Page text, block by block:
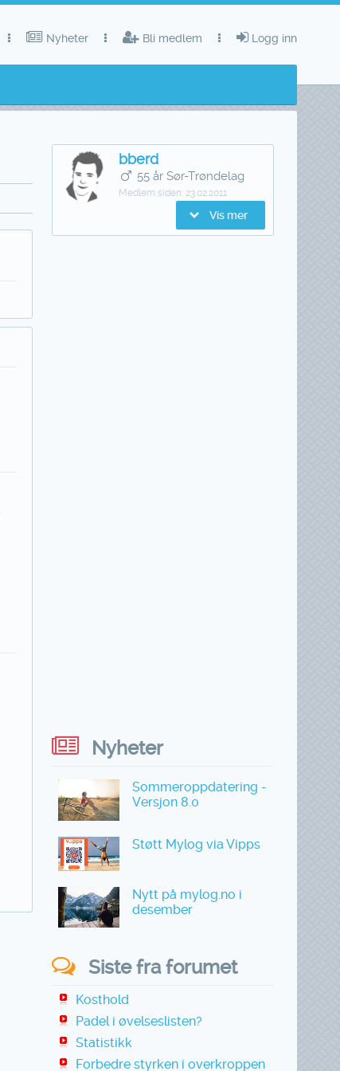
Logg inn
Bli medlem
Nyheter
bberd
55 år Sør-Trøndelag
Medlem siden: 23.02.2011
Vis mer
Nyheter
Sommeroppdatering -
Versjon 8.0
Støtt Mylog via Vipps
Nytt på mylog.no i
desember
Siste fra forumet
Kosthold
Padel i øvelseslisten?
Statistikk
Forbedre styrken i overkroppen